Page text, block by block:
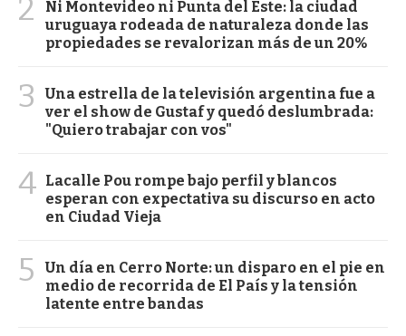
2
Ni Montevideo ni Punta del Este: la ciudad
uruguaya rodeada de naturaleza donde las
propiedades se revalorizan más de un 20%
3
Una estrella de la televisión argentina fue a
ver el show de Gustaf y quedó deslumbrada:
"Quiero trabajar con vos"
4 Lacalle Pou rompe bajo perfil y blancos
esperan con expectativa su discurso en acto
en Ciudad Vieja
5
Un día en Cerro Norte: un disparo en el pie en
medio de recorrida de El País y la tensión
latente entre bandas